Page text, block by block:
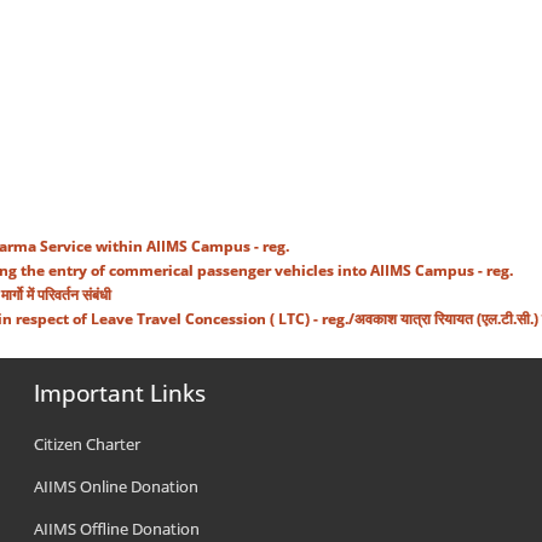
Service within AIIMS Campus - reg.
the entry of commerical passenger vehicles into AIIMS Campus - reg.
में परिवर्तन संबंधी
Leave Travel Concession ( LTC) - reg./अवकाश यात्रा रियायत (एल.टी.सी.) के संबंध
Important Links
Citizen Charter
AIIMS Online Donation
AIIMS Offline Donation